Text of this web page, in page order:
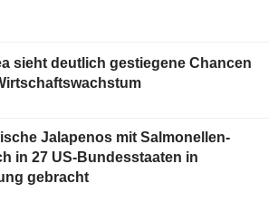
sieht deutlich gestiegene Chancen
Jalapenos mit Salmonellen-
in 27 US-Bundesstaaten in
gebracht